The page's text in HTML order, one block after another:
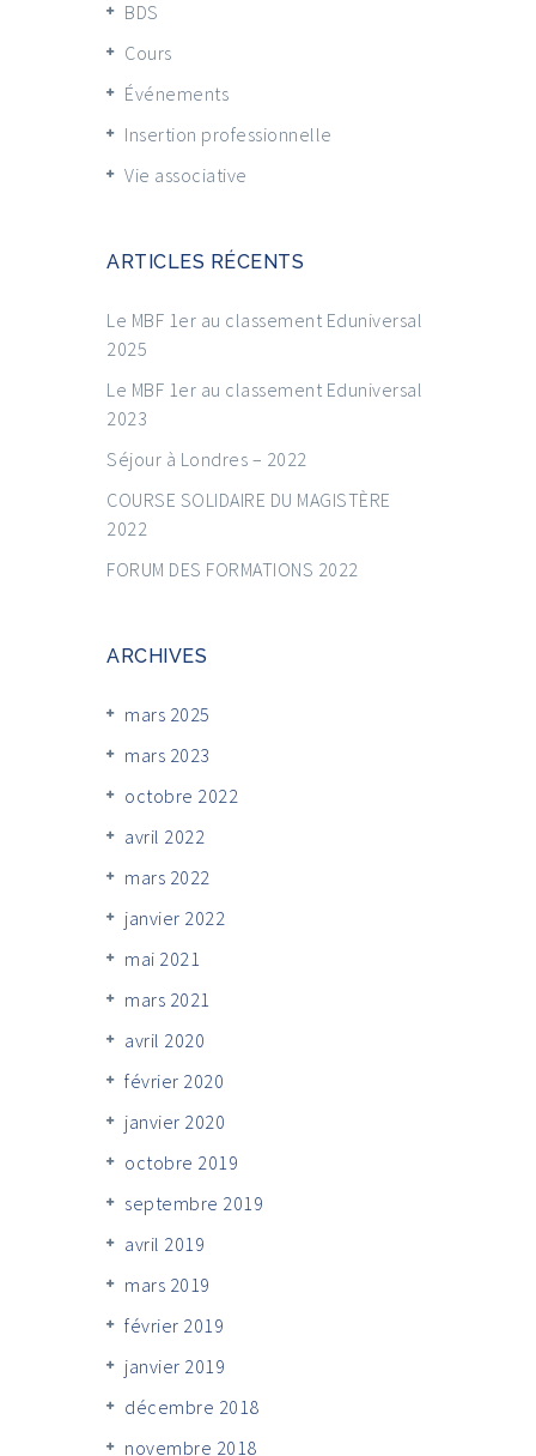
BDS
Cours
Événements
Insertion professionnelle
Vie associative
ARTICLES RÉCENTS
Le MBF 1er au classement Eduniversal
2025
Le MBF 1er au classement Eduniversal
2023
Séjour à Londres – 2022
COURSE SOLIDAIRE DU MAGISTÈRE
2022
FORUM DES FORMATIONS 2022
ARCHIVES
mars 2025
mars 2023
octobre 2022
avril 2022
mars 2022
janvier 2022
mai 2021
mars 2021
avril 2020
février 2020
janvier 2020
octobre 2019
septembre 2019
avril 2019
mars 2019
février 2019
janvier 2019
décembre 2018
novembre 2018